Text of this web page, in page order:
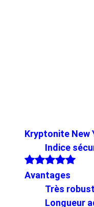
Kryptonite New
Indice
Avantages
Très
Longueur